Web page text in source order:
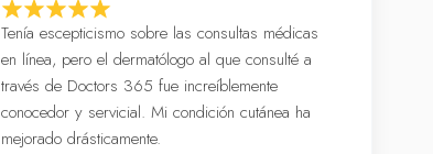
Tenía escepticismo sobre las consultas médicas
en línea, pero el dermatólogo al que consulté a
través de Doctors 365 fue increíblemente
conocedor y servicial. Mi condición cutánea ha
mejorado drásticamente.